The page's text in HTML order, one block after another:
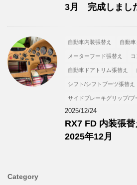
3月 完成しまし
自動車内装張替え 自動
メーターフード張替え
自動車ドアトリム張替え
シフト/シフトブーツ張替え
サイドブレーキグリップ/ブ
2025/12/24
RX7 FD 内装張
2025年12月
Category